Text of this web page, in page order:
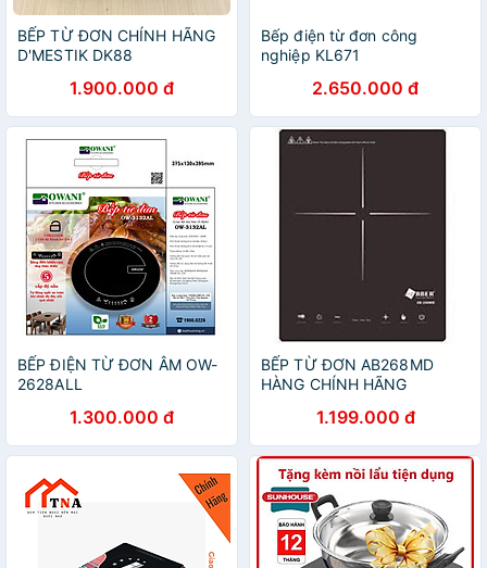
BẾP TỪ ĐƠN CHÍNH HÃNG
D'MESTIK DK88
1.900.000 đ
Bếp điện từ đơn công
nghiệp KL671
2.650.000 đ
BẾP ĐIỆN TỪ ĐƠN ÂM OW-
2628ALL
1.300.000 đ
BẾP TỪ ĐƠN AB268MD
HÀNG CHÍNH HÃNG
1.199.000 đ